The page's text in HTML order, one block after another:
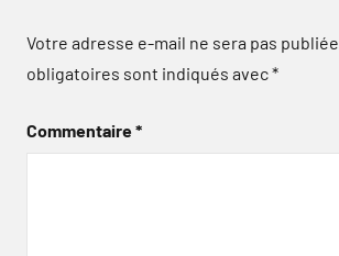
Votre adresse e-mail ne sera pas publiée.
obligatoires sont indiqués avec*
Commentaire*